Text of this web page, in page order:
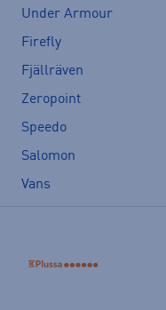
Under Armour
Firefly
Fjällräven
Zeropoint
Speedo
Salomon
Vans